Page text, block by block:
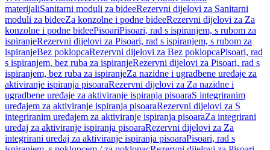
materijaliSanitarni moduli za bideeRezervni dijelovi za Sanitarni
moduli za bideeZa konzolne i podne bideeRezervni dijelovi za Za
konzolne i podne bideePisoariPisoari, rad s ispiranjem, s rubom za
ispiranjeRezervni dijelovi za Pisoari, rad s ispiranjem, s rubom za
ispiranjeBez poklopcaRezervni dijelovi za Bez poklopcaPisoari, rad
s ispiranjem, bez ruba za ispiranjeRezervni dijelovi za Pisoari, rad s
ispiranjem, bez ruba za ispiranjeZa nazidne i ugradbene uređaje za
aktiviranje ispiranja pisoaraRezervni dijelovi za Za nazidne i
ugradbene uređaje za aktiviranje ispiranja pisoaraS integriranim
uređajem za aktiviranje ispiranja pisoaraRezervni dijelovi za S
integriranim uređajem za aktiviranje ispiranja pisoaraZa integrirani
uređaj za aktiviranje ispiranja pisoaraRezervni dijelovi za Za
integrirani uređaj za aktiviranje ispiranja pisoaraPisoari, rad s